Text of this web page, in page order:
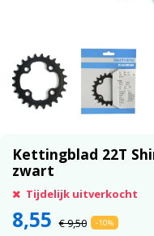
Kettingblad 22T
zwart
Tijdelijk uitverkocht
8,55 € 9,50 -10%